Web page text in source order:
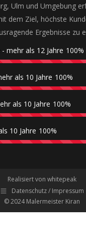
Ulm und Umgebung
dem Ziel, höchste
Ergebnisse zu
mehr als 12 Jahre 100%
als 10 Jahre 100%
als 10 Jahre 100%
10 Jahre 100%
Realisiert von whitepeak
Datenschutz / Impressum
© 2024 Malermeister Kiran